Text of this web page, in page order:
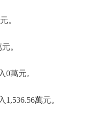
。
。
萬元。
萬元。